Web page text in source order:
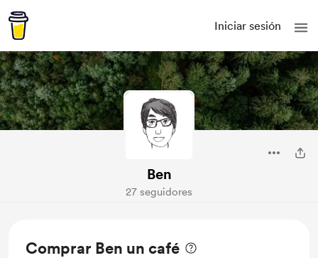
Iniciar sesión
Ben
27 seguidores
Comprar Ben un café